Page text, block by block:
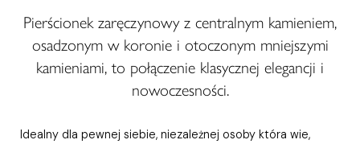
Pierścionek zaręczynowy z centralnym kamieniem,
osadzonym w koronie i otoczonym mniejszymi
kamieniami, to połączenie klasycznej elegancji i
nowoczesności.
Idealny dla pewnej siebie, niezależnej osoby która wie,